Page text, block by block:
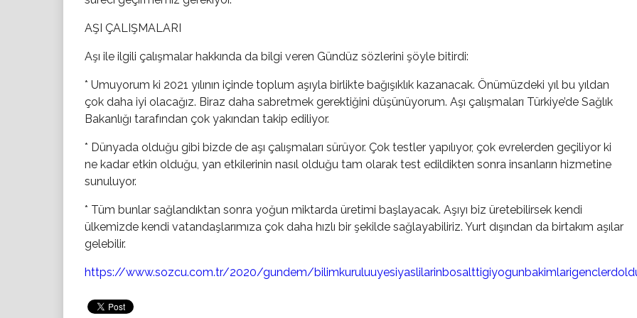
AŞI ÇALIŞMALARI
Aşı ile ilgili çalışmalar hakkında da bilgi veren Gündüz sözlerini şöyle bitirdi:
* Umuyorum ki 2021 yılının içinde toplum aşıyla birlikte bağışıklık kazanacak. Önümüzdeki yıl bu yıldan
çok daha iyi olacağız. Biraz daha sabretmek gerektiğini düşünüyorum. Aşı çalışmaları Türkiye’de Sağlık
Bakanlığı tarafından çok yakından takip ediliyor.
* Dünyada olduğu gibi bizde de aşı çalışmaları sürüyor. Çok testler yapılıyor, çok evrelerden geçiliyor ki
ne kadar etkin olduğu, yan etkilerinin nasıl olduğu tam olarak test edildikten sonra insanların hizmetine
sunuluyor.
* Tüm bunlar sağlandıktan sonra yoğun miktarda üretimi başlayacak. Aşıyı biz üretebilirsek kendi
ülkemizde kendi vatandaşlarımıza çok daha hızlı bir şekilde sağlayabiliriz. Yurt dışından da birtakım aşılar
gelebilir.
https://www.sozcu.com.tr/2020/gundem/